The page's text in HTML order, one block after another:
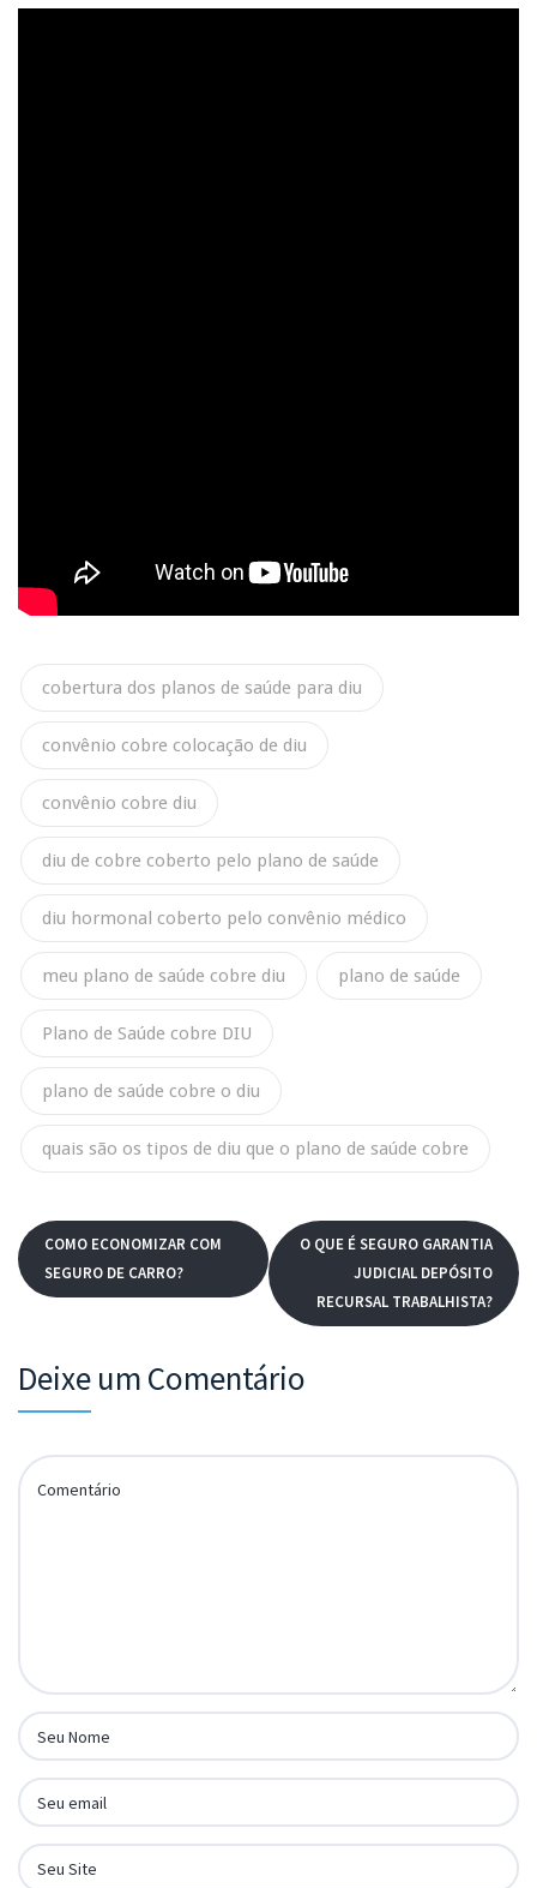
cobertura dos planos de saúde para diu
convênio cobre colocação de diu
convênio cobre diu
diu de cobre coberto pelo plano de saúde
diu hormonal coberto pelo convênio médico
meu plano de saúde cobre diu plano de saúde
Plano de Saúde cobre DIU
plano de saúde cobre o diu
quais são os tipos de diu que o plano de saúde cobre
COMO ECONOMIZAR COM
SEGURO DE CARRO?
O QUE É SEGURO GARANTIA
JUDICIAL DEPÓSITO
RECURSAL TRABALHISTA?
Deixe um Comentário